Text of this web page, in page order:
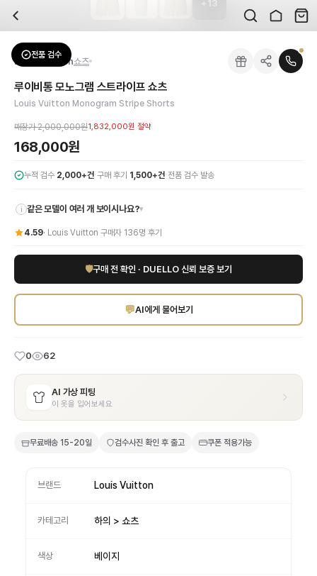
배송은 얼마나 걸리나요?
검수는 어떻게 진행되나요? 검수 사진을 받을 수 있나요?
전문 스태프가 실물 상품을 직접 확인한 후 검수 사진을 제공합니다. 가죽 재질,
교환이나 반품이 가능한가요?
수령 후 7일 이내 신청하시면 상품 하자, 사이즈 불일치, 고객 변심 모두 교환·반
쿠폰과 적립금을 함께 사용할 수 있나요?
네, 쿠폰과 적립금을 결제 시 함께 사용하실 수 있습니다. 적립금은 1,000원 이상
사이즈는 어떻게 선택하나요?
상품 상세의 사이즈 정보를 참고해 선택하시고, 사이즈 선택이 어려우시면 카카오
브랜드:
성별:남성
색상:베이지
가격:168,000원
루이비통 모노그램 스트라이프 쇼츠는 대담하면서도 클래식한 루이비통의 아이
루이비통 모노그램 스트라이프 쇼츠
13
전품 검수
Louis Vuitton쇼츠
루이비통 모노그램 스트라이프 쇼츠
Louis Vuitton Monogram Stripe Shorts
매장가2,000,000원1,832,000원 절약
168,000원
누적 검수 2,000+건·구매 후기 1,500+건· 전품 검수 발송
i 같은 모델이 여러 개 보이시나요?▾
4.59· Louis Vuitton 구매자 136명 후기
🛡구매 전 확인 · DUELLO 신뢰 보증 보기
💬AI에게 물어보기
0 62
AI 가상 피팅
이 옷을 입어보세요
무료배송 15-20일 검수사진 확인 후 출고 쿠폰 적용가능
브랜드 Louis Vuitton
카테고리 하의 > 쇼츠
색상 베이지